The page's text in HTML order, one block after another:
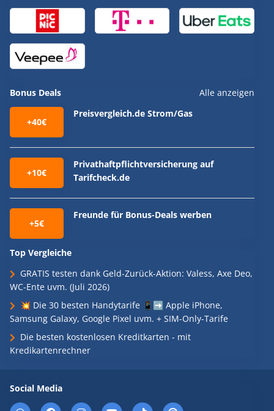
Bonus Deals Alle anzeigen
+40€
Preisvergleich.de Strom/Gas
+10€
Privathaftpflichtversicherung auf
Tarifcheck.de
+5€
Freunde für Bonus-Deals werben
Top Vergleiche
GRATIS testen dank Geld-Zurück-Aktion: Valess, Axe Deo,
WC-Ente uvm. (Juli 2026)
💥 Die 30 besten Handytarife 📱➡️ Apple iPhone,
Samsung Galaxy, Google Pixel uvm. + SIM-Only-Tarife
Die besten kostenlosen Kreditkarten - mit
Kredikartenrechner
Social Media